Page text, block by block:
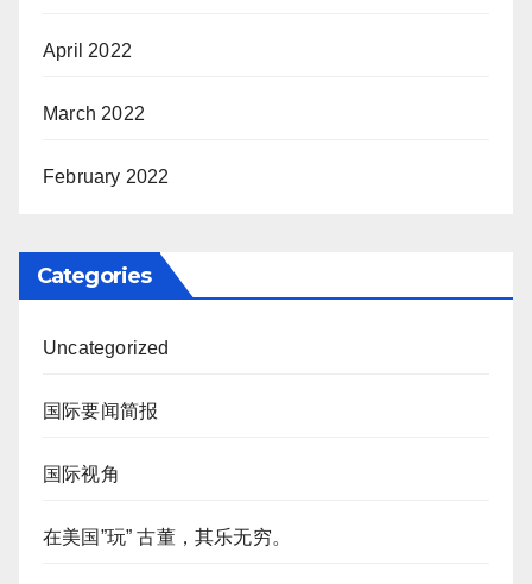
April 2022
March 2022
February 2022
Categories
Uncategorized
国际要闻简报
国际视角
在美国”玩” 古董，其乐无穷。